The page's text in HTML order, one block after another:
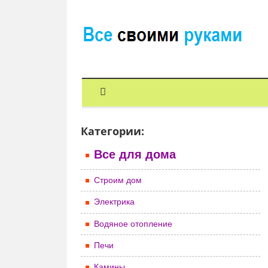
Категории:
Все для дома
Строим дом
Электрика
Водяное отопление
Печи